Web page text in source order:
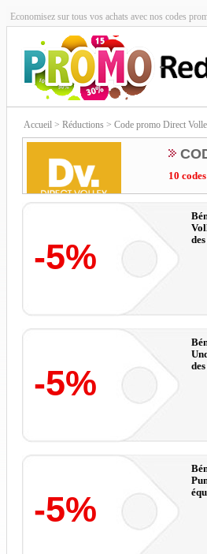
Economisez sur tous vos achats avec nos codes
Accueil > Réductions > Code promo Direct
10
-5%
-5%
-5%